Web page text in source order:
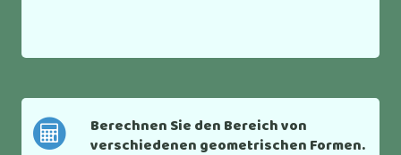
Berechnen Sie den Bereich von
verschiedenen geometrischen Formen.